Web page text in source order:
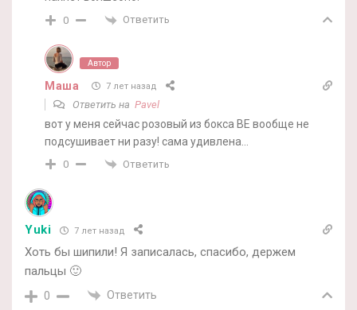
0 Ответить
Автор
Маша 7 лет назад
Ответить на Pavel
вот у меня сейчас розовый из бокса BE вообще не
подсушивает ни разу! сама удивлена…
0 Ответить
Yuki 7 лет назад
Хоть бы шипили! Я записалась, спасибо, держем
пальцы 🙂
0 Ответить